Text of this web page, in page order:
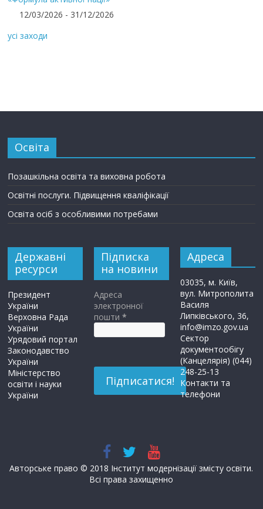
12/03/2026 - 31/12/2026
усі заходи
Освіта
Позашкільна освіта та виховна робота
Освітні послуги. Підвищення кваліфікації
Освіта осіб з особливими потребами
Державні
ресурси
Президент
України
Верховна Рада
України
Урядовий портал
Законодавство
України
Міністерство
освіти і науки
України
Підписка
на новини
Адреса
электронної
пошти*
Адреса
03035, м. Київ,
вул. Митрополита
Василя
Липківського, 36,
info@imzo.gov.ua
Сектор
документообігу
(Канцелярія) (044)
248-25-13
Контакти та
телефони
Авторське право © 2018 Інститут модернізації змісту освіти.
Всі права захищенно